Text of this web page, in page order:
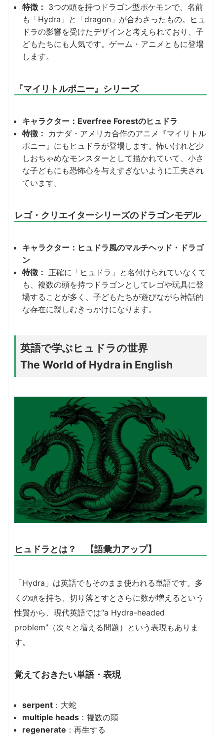
特徴： 3つの頭を持つドラゴン型ポケモンで、名前
も「Hydra」と「dragon」が合わさったもの。ヒュ
ドラの影響を受けたデザインと考えられており、子
どもたちにも人気です。ゲーム・アニメともに登場
します。
『マイリトルポニー』シリーズ
キャラクター：Everfree Forestのヒュドラ
特徴：
カナダ・アメリカ合作のアニメ『マイリトル
ポニー』にもヒュドラが登場します。怖いけれど少
しおちゃめなモンスターとして描かれていて、小さ
な子どもにも恐怖心を与えすぎないように工夫され
ています。
レゴ・クリエイターシリーズのドラゴンモデル
キャラクター：ヒュドラ風のマルチヘッド・ドラゴ
ン
特徴： 正確に「ヒュドラ」と名付けられていなくて
も、複数の頭を持つドラゴンとしてレゴや玩具に登
場することが多く、子どもたちが遊びながら神話的
な存在に親しむきっかけになります。
英語で学ぶヒュドラの世界
The World of Hydra in English
ヒュドラとは？ 【語彙力アップ】
「Hydra」は英語でもそのまま使われる単語です。多
くの頭を持ち、切り落とすとさらに数が増えるという
性質から、現代英語では“a Hydra-headed
problem”（次々と増える問題）という表現もありま
す。
覚えておきたい単語・表現
serpent ：大蛇
multiple heads ：複数の頭
regenerate ：再生する